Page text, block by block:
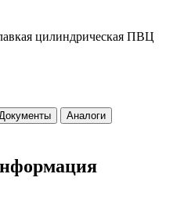
цилиндрическая ПВЦ
Аналоги